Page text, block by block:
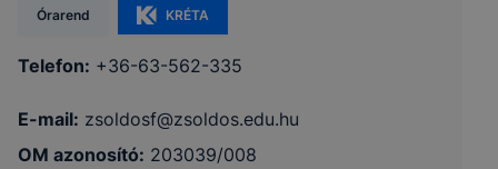
Órarend KRÉTA
Telefon: +36-63-562-335
E-mail: zsoldosf@zsoldos.edu.hu
OM azonosító: 203039/008